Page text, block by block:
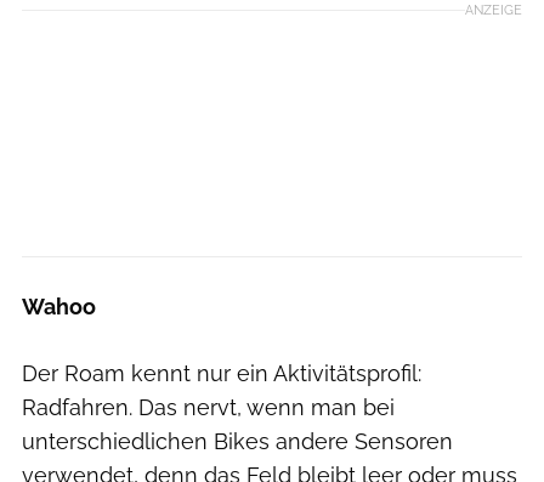
ANZEIGE
Wahoo
Der Roam kennt nur ein Aktivitätsprofil:
Radfahren. Das nervt, wenn man bei
unterschiedlichen Bikes andere Sensoren
verwendet, denn das Feld bleibt leer oder muss